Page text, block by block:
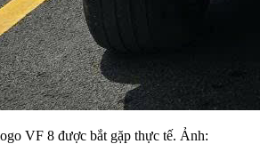
VF 8 được bắt gặp thực tế. Ảnh: